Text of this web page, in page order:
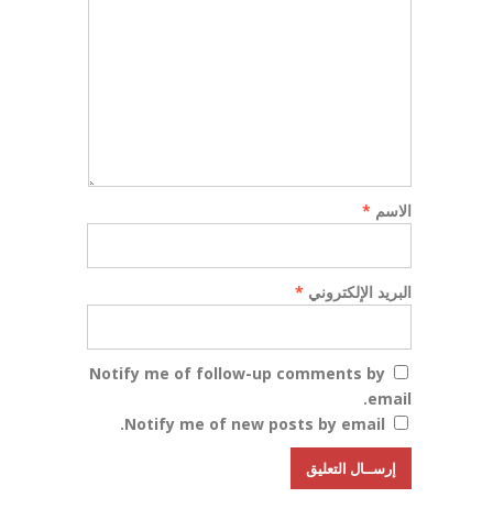
الاسم *
البريد الإلكتروني *
Notify me of follow-up comments by
email.
Notify me of new posts by email.